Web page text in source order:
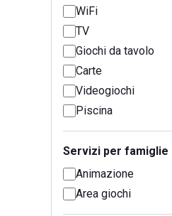
WiFi
TV
Giochi da tavolo
Carte
Videogiochi
Piscina
Servizi per famiglie
Animazione
Area giochi